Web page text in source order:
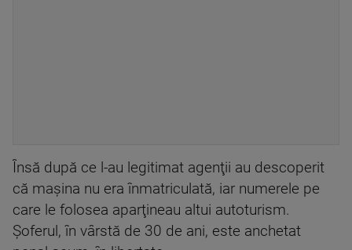
Însă după ce l-au legitimat agenţii au descoperit
că maşina nu era înmatriculată, iar numerele pe
care le folosea aparţineau altui autoturism.
Şoferul, în vârstă de 30 de ani, este anchetat